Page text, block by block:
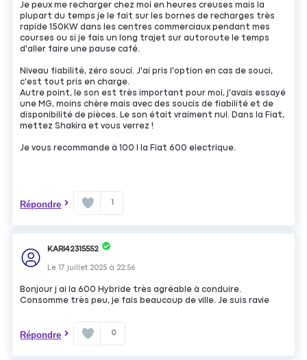
Je peux me recharger chez moi en heures creuses mais la
plupart du temps je le fait sur les bornes de recharges très
rapide 150KW dans les centres commerciaux pendant mes
courses ou si je fais un long trajet sur autoroute le temps
d'aller faire une pause café.
Niveau fiabilité, zéro souci. J'ai pris l'option en cas de souci,
c'est tout pris en charge.
Autre point, le son est très important pour moi, j'avais essayé
une MG, moins chère mais avec des soucis de fiabilité et de
disponibilité de pièces. Le son était vraiment nul. Dans la Fiat,
mettez Shakira et vous verrez !
Je vous recommande à 100 l la Fiat 600 electrique.
Répondre 1
KARI42315552
Le17 juillet 2025 à 22:56
Bonjour j ai la 600 Hybride très agréable à conduire.
Consomme très peu, je fais beaucoup de ville. Je suis ravie
Répondre 0